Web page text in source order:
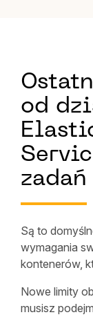
od
zadań
Są to
wymagania
kontenerów,
Nowe limity
musisz